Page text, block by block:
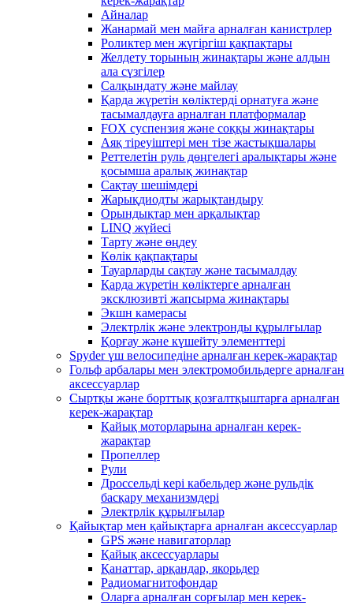
Айналар
Жанармай мен майға арналған канистрлер
Роликтер мен жүгіргіш қақпақтары
Желдету торының жинақтары және алдын
ала сүзгілер
Салқындату және майлау
Қарда жүретін көліктерді орнатуға және
тасымалдауға арналған платформалар
FOX суспензия және соққы жинақтары
Аяқ тіреуіштері мен тізе жастықшалары
Реттелетін руль дөңгелегі аралықтары және
қосымша аралық жинақтар
Сақтау шешімдері
Жарықдиодты жарықтандыру
Орындықтар мен арқалықтар
LINQ жүйесі
Тарту және өңдеу
Көлік қақпақтары
Тауарларды сақтау және тасымалдау
Қарда жүретін көліктерге арналған
эксклюзивті жапсырма жинақтары
Экшн камерасы
Электрлік және электронды құрылғылар
Қорғау және күшейту элементтері
Spyder үш велосипедіне арналған керек-жарақтар
Гольф арбалары мен электромобильдерге арналған
аксессуарлар
Сыртқы және борттық қозғалтқыштарға арналған
керек-жарақтар
Қайық моторларына арналған керек-
жарақтар
Пропеллер
Рули
Дроссельді кері кабельдер және рульдік
басқару механизмдері
Электрлік құрылғылар
Қайықтар мен қайықтарға арналған аксессуарлар
GPS және навигаторлар
Қайық аксессуарлары
Қанаттар, арқандар, якорьдер
Радиомагнитофондар
Оларға арналған сорғылар мен керек-